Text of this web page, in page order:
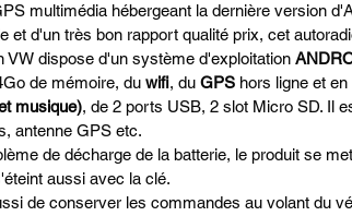
multimédia hébergeant la dernière version
et d'un très bon rapport qualité prix, cet
VW dispose d'un système d'exploitation
de mémoire, du wifi, du GPS hors ligne et en
musique), de 2 ports USB, 2 slot Micro SD. Il
antenne GPS etc.
de décharge de la batterie, le produit se
aussi avec la clé.
de conserver les commandes au volant du